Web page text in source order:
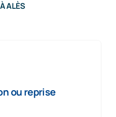
ALÈS
ou reprise